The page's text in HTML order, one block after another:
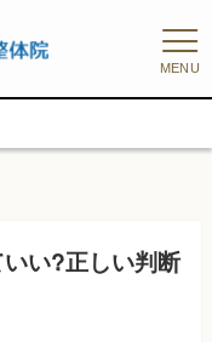
MENU
い?正しい判断